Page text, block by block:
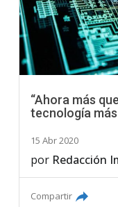
“Ahora más
tecnología
15 Abr 2020
por Redacción
Compartir